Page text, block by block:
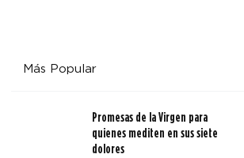
Más Popular
Promesas de la Virgen para
quienes mediten en sus siete
dolores